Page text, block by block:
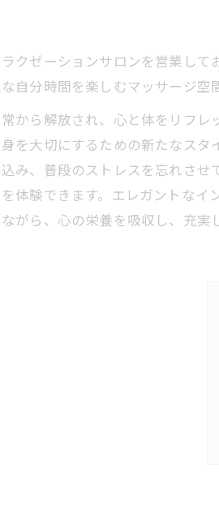
クゼーションサロンを営業して
自分時間を楽しむマッサージ空
から解放され、心と体をリフレ
を大切にするための新たなス
み、普段のストレスを忘れさ
体験できます。エレガントな
がら、心の栄養を吸収し、充実